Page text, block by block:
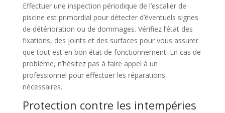
Effectuer une inspection périodique de l’escalier de
piscine est primordial pour détecter d’éventuels signes
de détérioration ou de dommages. Vérifiez l’état des
fixations, des joints et des surfaces pour vous assurer
que tout est en bon état de fonctionnement. En cas de
problème, n’hésitez pas à faire appel à un
professionnel pour effectuer les réparations
nécessaires.
Protection contre les intempéries